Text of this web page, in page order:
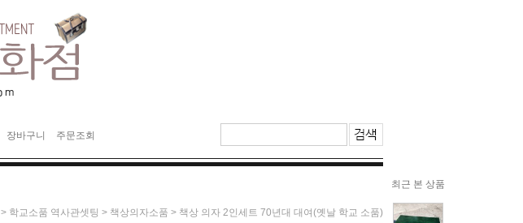
최근 본 상품
장바구니 주문조회
> 학교소품 역사관셋팅 > 책상의자소품 > 책상 의자 2인세트 70년대 대여(옛날 학교 소품)